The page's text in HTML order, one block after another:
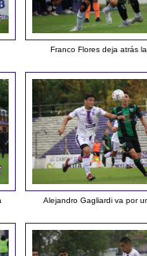
Franco Flores deja atrás
Alejandro Gagliardi va por